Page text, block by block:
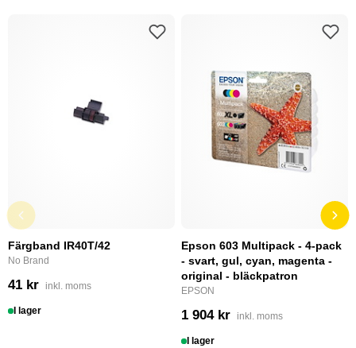
Färgband IR40T/42
No Brand
41 kr inkl. moms
I lager
Epson 603 Multipack - 4-pack
- svart, gul, cyan, magenta -
original - bläckpatron
EPSON
1 904 kr inkl. moms
I lager